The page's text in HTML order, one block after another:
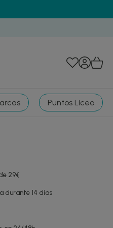
Puntos Liceo
29€
durante 14 días